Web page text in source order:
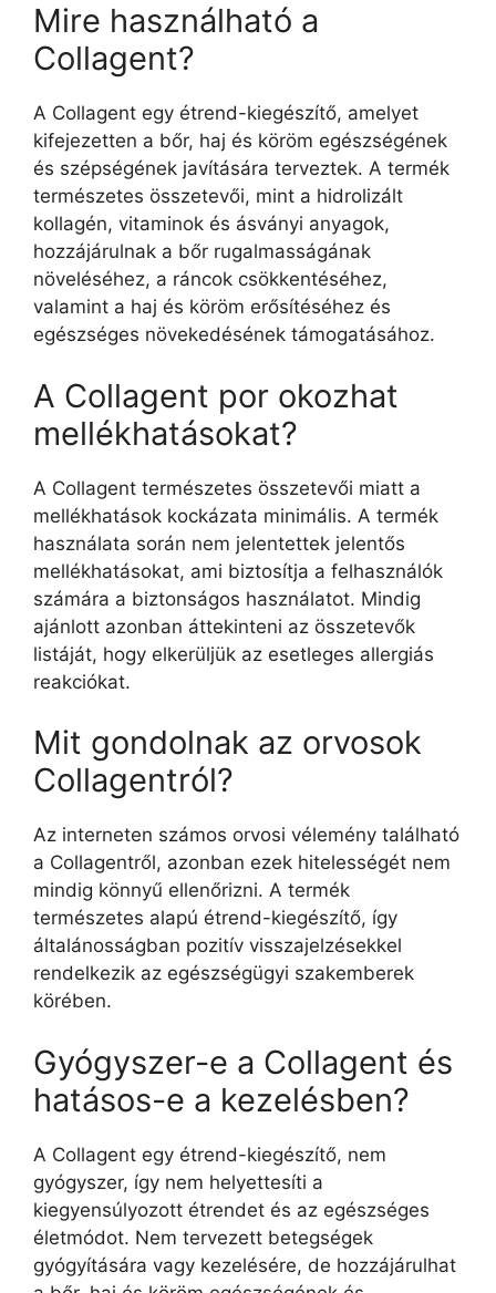
Mire használható a
Collagent?
A Collagent egy étrend-kiegészítő, amelyet
kifejezetten a bőr, haj és köröm egészségének
és szépségének javítására terveztek. A termék
természetes összetevői, mint a hidrolizált
kollagén, vitaminok és ásványi anyagok,
hozzájárulnak a bőr rugalmasságának
növeléséhez, a ráncok csökkentéséhez,
valamint a haj és köröm erősítéséhez és
egészséges növekedésének támogatásához.
A Collagent por okozhat
mellékhatásokat?
A Collagent természetes összetevői miatt a
mellékhatások kockázata minimális. A termék
használata során nem jelentettek jelentős
mellékhatásokat, ami biztosítja a felhasználók
számára a biztonságos használatot. Mindig
ajánlott azonban áttekinteni az összetevők
listáját, hogy elkerüljük az esetleges allergiás
reakciókat.
Mit gondolnak az orvosok
Collagentról?
Az interneten számos orvosi vélemény található
a Collagentről, azonban ezek hitelességét nem
mindig könnyű ellenőrizni. A termék
természetes alapú étrend-kiegészítő, így
általánosságban pozitív visszajelzésekkel
rendelkezik az egészségügyi szakemberek
körében.
Gyógyszer-e a Collagent és
hatásos-e a kezelésben?
A Collagent egy étrend-kiegészítő, nem
gyógyszer, így nem helyettesíti a
kiegyensúlyozott étrendet és az egészséges
életmódot. Nem tervezett betegségek
gyógyítására vagy kezelésére, de hozzájárulhat